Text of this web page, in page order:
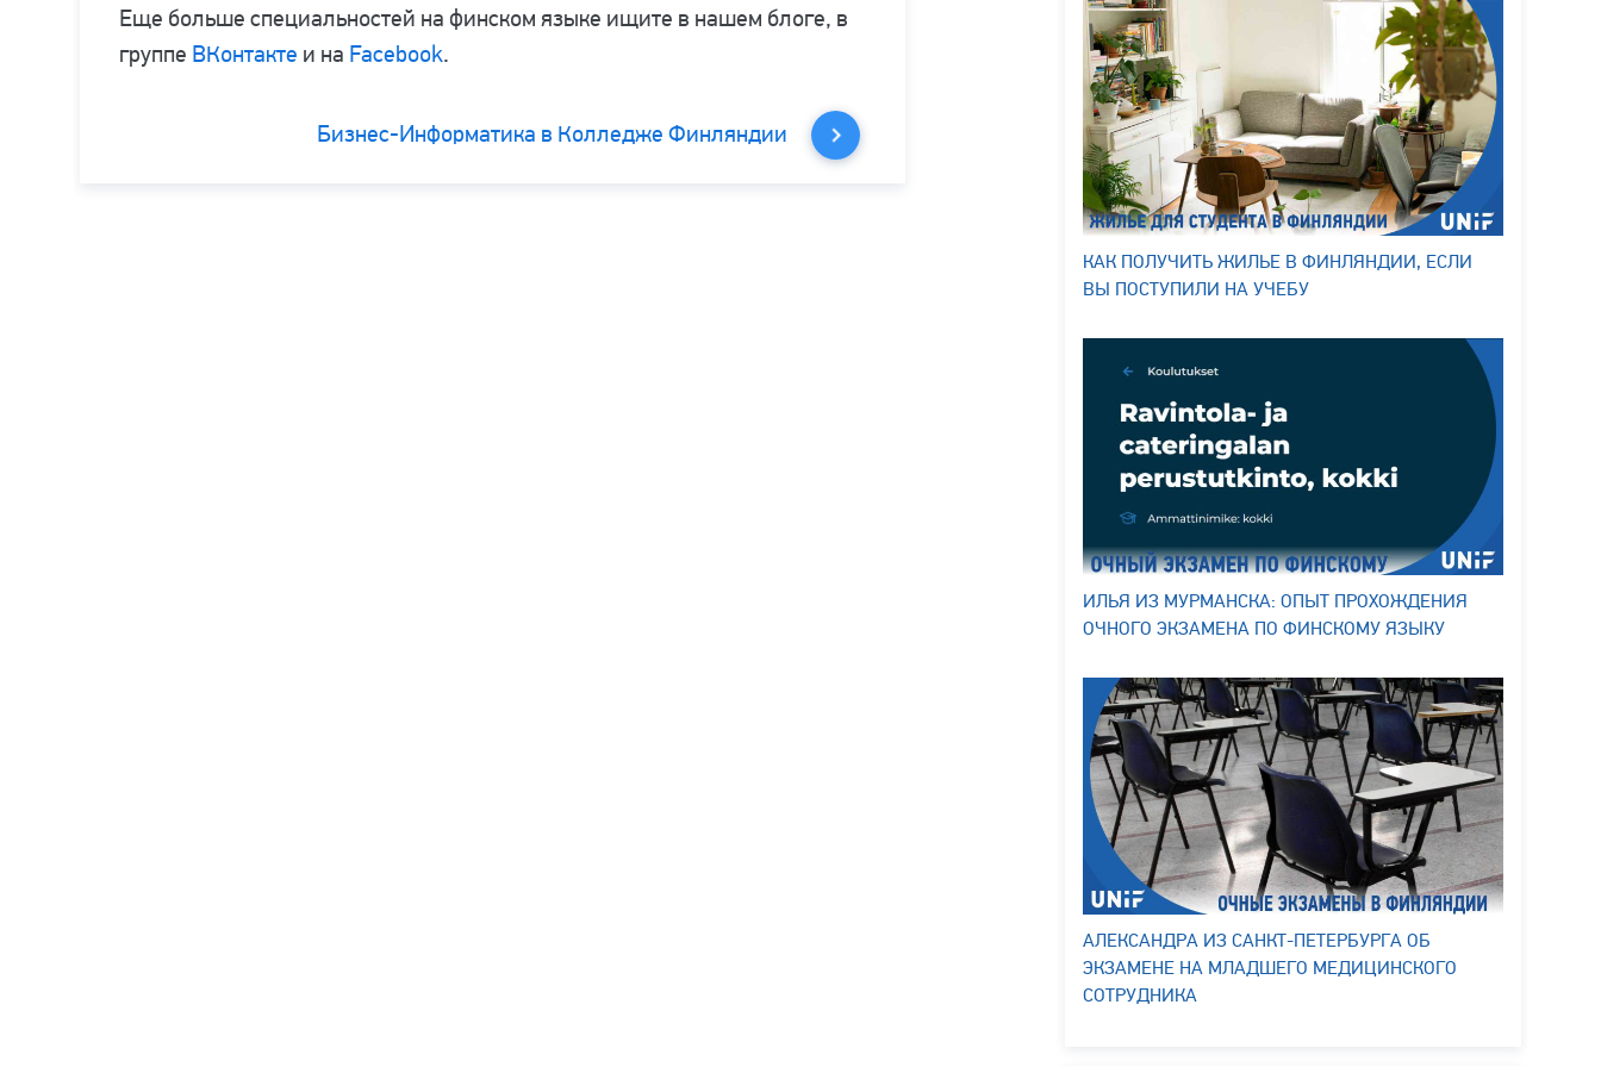
Еще больше специальностей на финском языке ищите в нашем блоге, в
группе ВКонтакте и на Facebook.
Бизнес-Информатика в Колледже Финляндии
КАК ПОЛУЧИТЬ ЖИЛЬЕ В ФИНЛЯНДИИ, ЕСЛИ
ВЫ ПОСТУПИЛИ НА УЧЕБУ
ИЛЬЯ ИЗ МУРМАНСКА: ОПЫТ ПРОХОЖДЕНИЯ
ОЧНОГО ЭКЗАМЕНА ПО ФИНСКОМУ ЯЗЫКУ
АЛЕКСАНДРА ИЗ САНКТ-ПЕТЕРБУРГА ОБ
ЭКЗАМЕНЕ НА МЛАДШЕГО МЕДИЦИНСКОГО
СОТРУДНИКА